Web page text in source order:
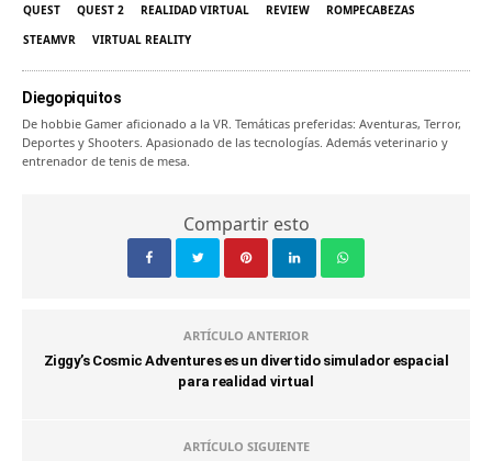
QUEST
QUEST 2 REALIDAD VIRTUAL REVIEW
ROMPECABEZAS
STEAMVR
VIRTUAL REALITY
Diegopiquitos
De hobbie Gamer aficionado a la VR. Temáticas preferidas: Aventuras, Terror,
Deportes y Shooters. Apasionado de las tecnologías. Además veterinario y
entrenador de tenis de mesa.
Compartir esto
ARTÍCULO ANTERIOR
Ziggy’s Cosmic Adventures es un divertido simulador espacial
para realidad virtual
ARTÍCULO SIGUIENTE